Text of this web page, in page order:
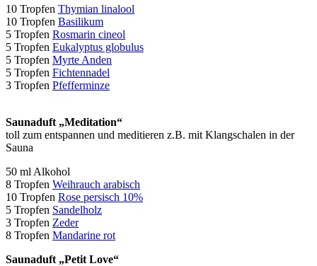
10 Tropfen Thymian linalool
10 Tropfen Basilikum
5 Tropfen Rosmarin cineol
5 Tropfen Eukalyptus globulus
5 Tropfen Myrte Anden
5 Tropfen Fichtennadel
3 Tropfen Pfefferminze
Saunaduft „Meditation“
toll zum entspannen und meditieren z.B. mit Klangschalen in der
Sauna
50 ml Alkohol
8 Tropfen Weihrauch arabisch
10 Tropfen Rose persisch 10%
5 Tropfen Sandelholz
3 Tropfen Zeder
8 Tropfen Mandarine rot
Saunaduft „Petit Love“